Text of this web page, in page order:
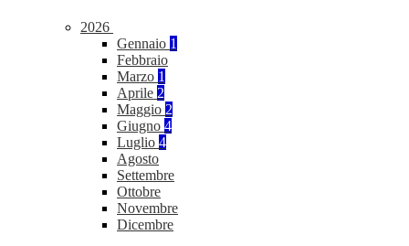
2026
Gennaio 1
Febbraio
Marzo 1
Aprile 2
Maggio 2
Giugno 4
Luglio 4
Agosto
Settembre
Ottobre
Novembre
Dicembre